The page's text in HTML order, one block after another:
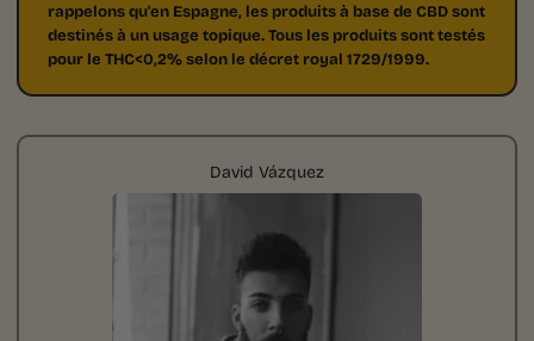
rappelons qu'en Espagne, les produits à base de CBD sont
destinés à un usage topique. Tous les produits sont testés
pour le THC<0,2% selon le décret royal 1729/1999.
David Vázquez